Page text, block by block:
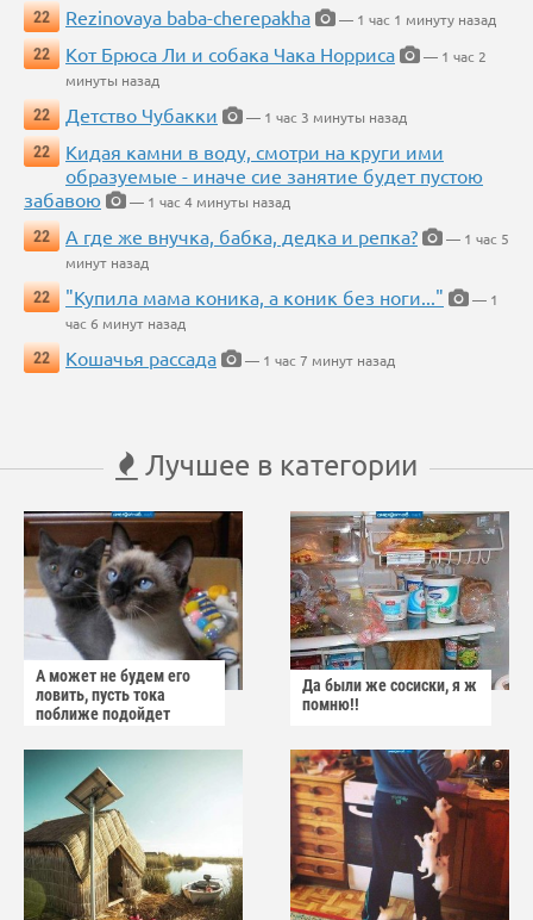
22 Rezinovaya baba-cherepakha
— 1 час 1 минуту назад
22
Кот Брюса Ли и собака Чака Норриса
— 1 час 2
минуты назад
22
Детство Чубакки
— 1 час 3 минуты назад
22
Кидая камни в воду, смотри на круги ими
образуемые - иначе сие занятие будет пустою
забавою
— 1 час 4 минуты назад
22
А где же внучка, бабка, дедка и репка?
— 1 час 5
минут назад
22
"Купила мама коника, а коник без ноги..."
— 1
час 6 минут назад
22
Кошачья рассада — 1 час 7 минут назад
Лучшее в категории
А может не будем его
ловить, пусть тока
поближе подойдет
Да были же сосиски, я ж
помню!!